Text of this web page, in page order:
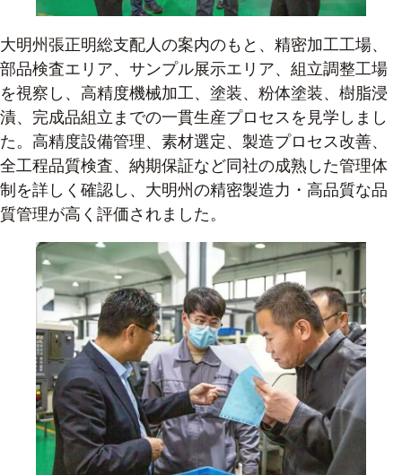
大明州張正明総支配人の案内のもと、精密加工工場、
部品検査エリア、サンプル展示エリア、組立調整工場
を視察し、高精度機械加工、塗装、粉体塗装、樹脂浸
漬、完成品組立までの一貫生産プロセスを見学しまし
た。高精度設備管理、素材選定、製造プロセス改善、
全工程品質検査、納期保証など同社の成熟した管理体
制を詳しく確認し、大明州の精密製造力・高品質な品
質管理が高く評価されました。